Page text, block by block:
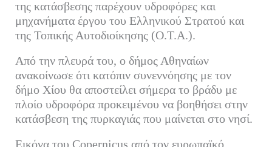
της κατάσβεσης παρέχουν υδροφόρες και
μηχανήματα έργου του Ελληνικού Στρατού και
της Τοπικής Αυτοδιοίκησης (Ο.Τ.Α.).
Από την πλευρά του, ο δήμος Αθηναίων
ανακοίνωσε ότι κατόπιν συνεννόησης με τον
δήμο Χίου θα αποστείλει σήμερα το βράδυ με
πλοίο υδροφόρα προκειμένου να βοηθήσει στην
κατάσβεση της πυρκαγιάς που μαίνεται στο νησί.
Εικόνα του Copernicus από τον ευρωπαϊκό